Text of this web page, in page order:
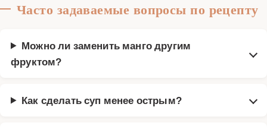
Часто задаваемые вопросы по рецепту
Можно ли заменить манго другим
фруктом?
Как сделать суп менее острым?